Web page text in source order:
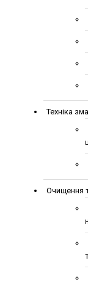
Техніка
Очищення